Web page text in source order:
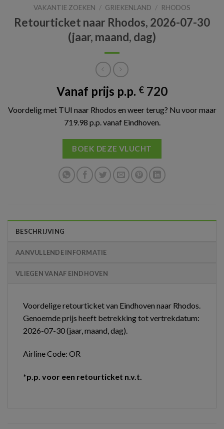
VAKANTIE ZOEKEN / GRIEKENLAND / RHODOS
Retourticket naar Rhodos, 2026-07-30
(jaar, maand, dag)
Vanaf prijs p.p. € 720
Voordelig met TUI naar Rhodos en weer terug? Nu voor maar
719.98 p.p. vanaf Eindhoven.
BOEK DEZE VLUCHT
BESCHRIJVING
AANVULLENDE INFORMATIE
VLIEGEN VANAF EINDHOVEN
Voordelige retourticket van Eindhoven naar Rhodos.
Genoemde prijs heeft betrekking tot vertrekdatum:
2026-07-30 (jaar, maand, dag).
Airline Code: OR
*p.p. voor een retourticket n.v.t.